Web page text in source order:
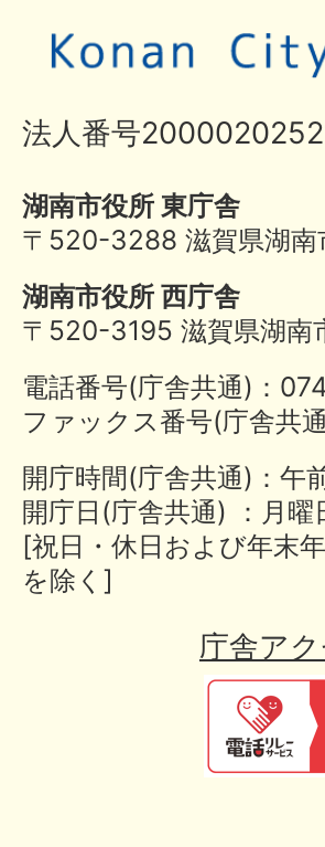
法人番号
湖南市役所 東庁舎
〒520-3288 滋賀県湖南
湖南市役所 西庁舎
〒520-3195 滋賀県湖南
電話番号(庁舎共通)：
ファックス番号(庁舎共
開庁時間(庁舎共通)：午
開庁日(庁舎共通) ：月曜
[祝日・休日および年末
を除く]
庁舎ア